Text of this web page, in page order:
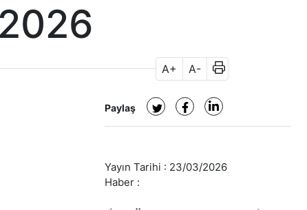
A+ A-
Paylaş
Yayın Tarihi : 23/03/2026
Haber :